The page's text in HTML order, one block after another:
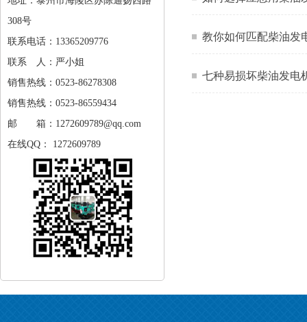
308号
联系电话：13365209776
联系 人：严小姐
销售热线：0523-86278308
销售热线：0523-86559434
邮 箱：1272609789@qq.com
在线QQ： 1272609789
教你如何匹配柴油发
七种易损坏柴油发电